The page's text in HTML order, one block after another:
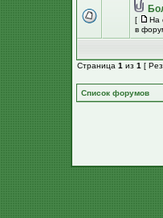
[ На
в
Страница 1 из 1 [
Список форумов